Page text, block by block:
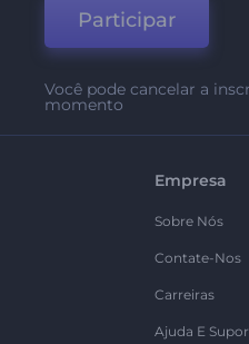
Participar
Você pode cancelar a
momento
Empresa
Sobre Nós
Contate-Nos
Carreiras
Ajuda E